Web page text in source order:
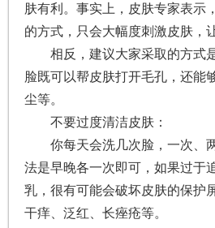
肤有利。事实上，皮肤专家表示
的方式，只会大幅度刺激皮肤，
相反，建议大家采取的方式
脸既可以帮皮肤打开毛孔，还能
尘等。
不要过度清洁皮肤：
你每天会洗几次脸，一次、
法是早晚各一次即可，如果过于
乳，很有可能会破坏皮肤的保护
干痒、泛红、长痤疮等。